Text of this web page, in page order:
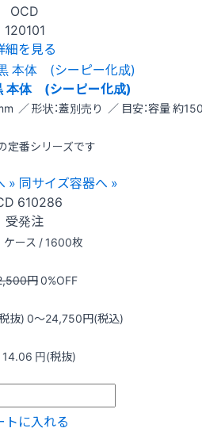
OCD
120101
細を見る
本体 (シーピー化成)
／ 形状：蓋別売り ／ 目安：容量 約
定番シリーズです
» 同サイズ容器へ »
610286
受発注
ケース / 1600枚
円0%OFF
抜)0〜24,750円(税込)
14.06 円(税抜)
トに入れる